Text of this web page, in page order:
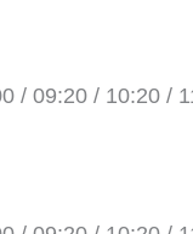
/ 09:20 / 10:20 /